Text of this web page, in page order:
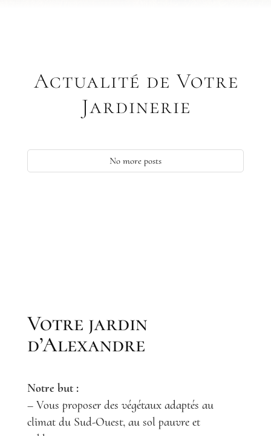
Actualité de Votre
Jardinerie
No more posts
Votre jardin
d’Alexandre
Notre but :
–Vous proposer des végétaux adaptés au
climat du Sud-Ouest, au sol pauvre et